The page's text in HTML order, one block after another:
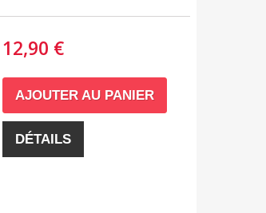
12,90 €
AJOUTER AU PANIER
DÉTAILS